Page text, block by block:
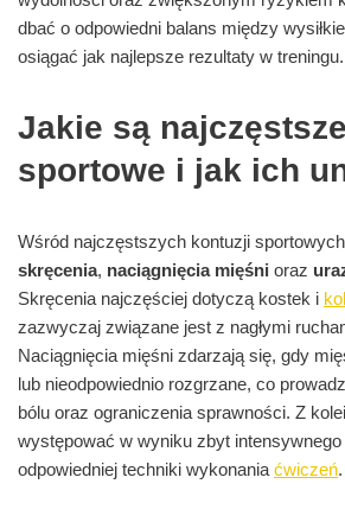
dbać o odpowiedni balans między
osiągać jak najlepsze rezultaty w treningu.
Jakie są
sportowe i jak ich
Wśród najczęstszych kontuzji
skręcenia, naciągnięcia mięśni oraz
Skręcenia najczęściej dotyczą kostek i
zazwyczaj związane jest z nagłymi
Naciągnięcia mięśni zdarzają się, gdy
lub nieodpowiednio rozgrzane, co
bólu oraz ograniczenia sprawności. Z
występować w wyniku zbyt intensywnego
odpowiedniej techniki wykonaniaćwiczeń.